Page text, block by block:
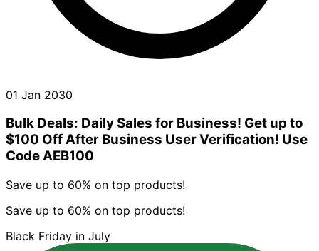
01 Jan 2030
Bulk Deals: Daily Sales for Business! Get up to
$100 Off After Business User Verification! Use
Code AEB100
Save up to 60% on top products!
Save up to 60% on top products!
Black Friday in July